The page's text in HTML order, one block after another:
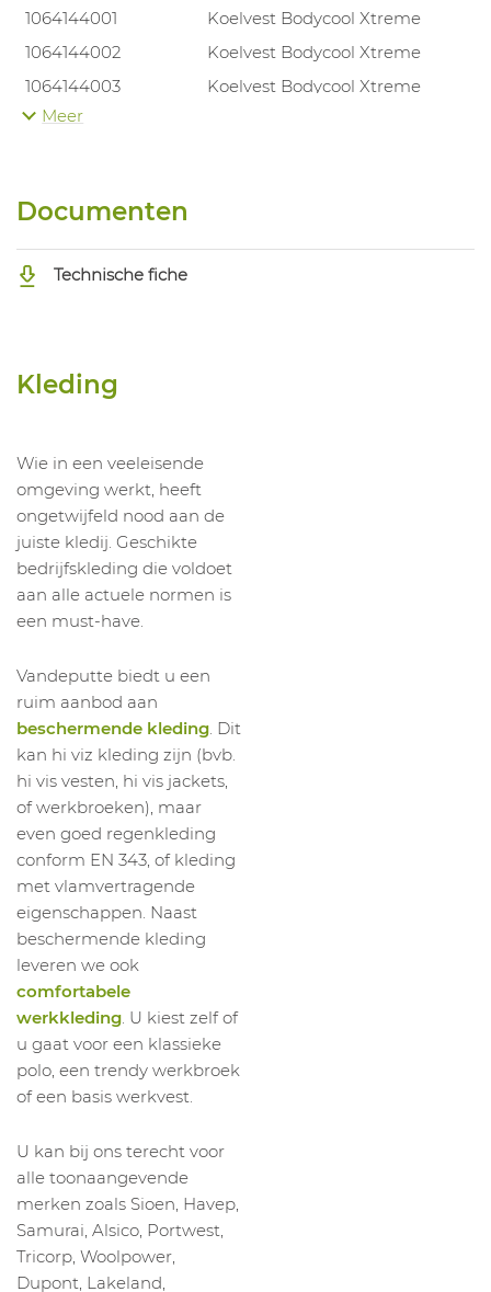
1064144001
Koelvest Bodycool Xtreme
1064144002
Koelvest Bodycool Xtreme
1064144003
Koelvest Bodycool Xtreme
1064144004
1064144007
1064144008
Koelvest Bodycool Xtreme
Meer
Documenten
Technische fiche
Kleding
Wie in een veeleisende
omgeving werkt, heeft
ongetwijfeld nood aan de
juiste kledij. Geschikte
bedrijfskleding die voldoet
aan alle actuele normen is
een must-have.
Vandeputte biedt u een
ruim aanbod aan
beschermende kleding. Dit
kan hi viz kleding zijn (bvb.
hi vis vesten, hi vis jackets,
of werkbroeken), maar
even goed regenkleding
conform EN 343, of kleding
met vlamvertragende
eigenschappen. Naast
beschermende kleding
leveren we ook
comfortabele
werkkleding. U kiest zelf of
u gaat voor een klassieke
polo, een trendy werkbroek
of een basis werkvest.
U kan bij ons terecht voor
alle toonaangevende
merken zoals Sioen, Havep,
Samurai, Alsico, Portwest,
Tricorp, Woolpower,
Dupont, Lakeland,